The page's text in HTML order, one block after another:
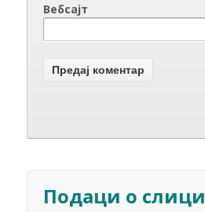
Вебсајт
Подаци о слици